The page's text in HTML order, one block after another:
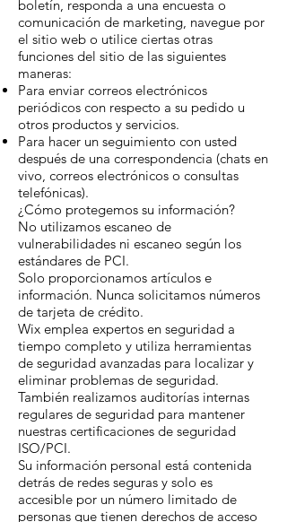
boletín, responda a una encuesta o
comunicación de marketing, navegue por
el sitio web o utilice ciertas otras
funciones del sitio de las siguientes
maneras:
Para enviar correos electrónicos
periódicos con respecto a su pedido u
otros productos y servicios.
Para hacer un seguimiento con usted
después de una correspondencia (chats en
vivo, correos electrónicos o consultas
telefónicas).
¿Cómo protegemos su información?
No utilizamos escaneo de
vulnerabilidades ni escaneo según los
estándares de PCI.
Solo proporcionamos artículos e
información. Nunca solicitamos números
de tarjeta de crédito.
Wix emplea expertos en seguridad a
tiempo completo y utiliza herramientas
de seguridad avanzadas para localizar y
eliminar problemas de seguridad.
También realizamos auditorías internas
regulares de seguridad para mantener
nuestras certificaciones de seguridad
ISO/PCI.
Su información personal está contenida
detrás de redes seguras y solo es
accesible por un número limitado de
personas que tienen derechos de acceso